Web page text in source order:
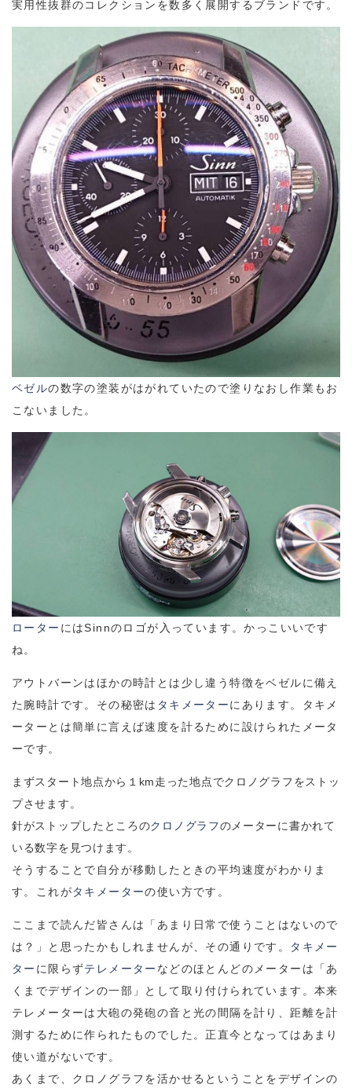
実用性抜群のコレクションを数多く展開するブランドです。
ベゼルの数字の塗装がはがれていたので塗りなおし作業もお
こないました。
ローター にはSinnのロゴが入っています。かっこいいです
ね。
アウトバーンはほかの時計とは少し違う特徴をベゼルに備え
た腕時計です。その秘密は タキメーターにあります。タキメ
ーターとは簡単に言えば速度を計るために設けられたメータ
ーです。
まずスタート地点から１km走った地点でクロノグラフをストッ
プさせます。
針がストップしたところのクロノグラフのメーターに書かれて
いる数字を見つけます。
そうすることで自分が移動したときの平均速度がわかりま
す。これがタキメーターの使い方です。
ここまで読んだ皆さんは「あまり日常で使うことはないので
は？」と思ったかもしれませんが、その通りです。
タキメー
ター に限らずテレメーター などのほとんどのメーターは「あ
くまでデザインの一部」として取り付けられています。本来
テレメーターは大砲の発砲の音と光の間隔を計り、距離を計
測するために作られたものでした。正直今となってはあまり
使い道がないです。
あくまで、クロノグラフを活かせるということをデザインの